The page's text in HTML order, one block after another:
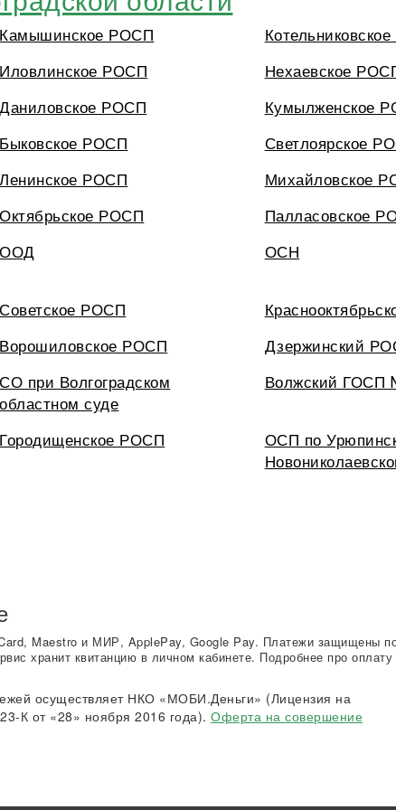
Камышинское РОСП
Иловлинское РОСП Нехаевское
Даниловское РОСП Кумылженское
Быковское РОСП Светлоярское
Ленинское РОСП Михайловское
Октябрьское РОСП Палласовское
ООД ОСН
Советское РОСП
Ворошиловское РОСП Дзержинский
СО при Волгоградском
областном суде
Волжский ГОСП
Городищенское РОСП
ОСП по
Maestro и МИР, ApplePay, Google Pay. Платежи защищены
хранит квитанцию в личном кабинете. Подробнее про оплату
осуществляет НКО «МОБИ.Деньги» (Лицензия на
К от «28» ноября 2016 года). Оферта на совершение